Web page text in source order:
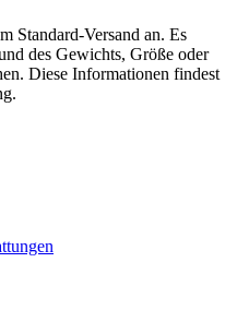
Standard-Versand an. Es
des Gewichts, Größe oder
Diese Informationen findest